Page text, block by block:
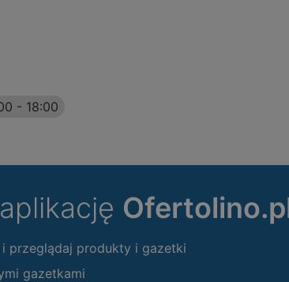
- 18:00
przeglądaj produkty i gazetki
gazetkami